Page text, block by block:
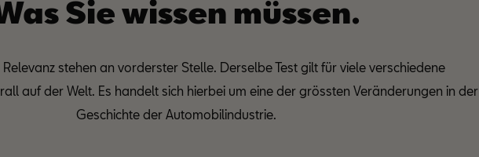
Sie wissen müssen.
stehen an vorderster Stelle. Derselbe Test gilt für viele verschiedene
auf der Welt. Es handelt sich hierbei um eine der grössten Veränderungen in der
Geschichte der Automobilindustrie.